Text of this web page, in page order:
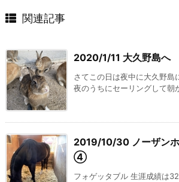
関連記事
2020/1/11 大久野島へ
さてこの日は夜中に大久野島
夜のうちにセーリングして朝
2019/10/30 ノーザン
④
フォゲッタブル 生涯成績は